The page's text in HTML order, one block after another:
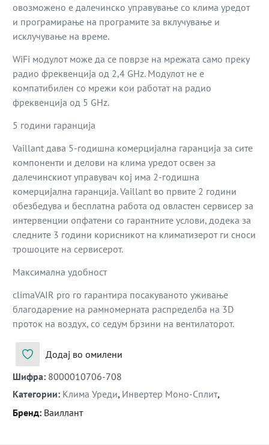
овозможено е далечинско управување со клима уредот
и програмирање на програмите за вклучување и
исклучување на време.
WiFi модулот може да се поврзе на мрежата само преку
радио фреквенција од 2,4 GHz. Модулот не е
компатибилен со мрежи кои работат на радио
фреквенција од 5 GHz.
5 години гаранција
Vaillant дава 5-годишна комерцијална гаранција за сите
компоненти и делови на клима уредот освен за
далечинскиот управувач кој има 2-годишна
комерцијална гаранција. Vaillant во првите 2 години
обезбедува и бесплатна работа од овластен сервисер за
интервенции опфатени со гарантните услови, додека за
следните 3 години корисникот на климатизерот ги сноси
трошоците на сервисерот.
Максимална удобност
climaVAIR pro го гарантира посакуваното уживање
благодарение на рамномерната распределба на 3D
проток на воздух, со седум брзини на вентилаторот.
Додај во омилени
Шифра: 8000010706-708
Категории: Клима Уреди, Инвертер Моно-Сплит,
Бренд: Ваиллант